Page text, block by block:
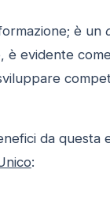
è un
evidente
da questa
: